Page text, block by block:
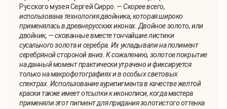
Русского музея Сергей Сирро. —Скорее всего,
использована технология двойника, которая широко
применялась в древнерусских иконах. Двойное золото, или
двойник, — скованные вместе тончайшие листики
сусального золота и серебра. Их укладывали на полимент
серебряной стороной вниз. К сожалению, золотое покрытие
на данный момент практически утрачено и фиксируется
только на макрофотографиях и в особых световых
спектрах. Использование аурипигмента в качестве желтой
краски также имеет отсылки к иконописи, когда мастера
применяли этот пигмент для придания золотистого оттенка